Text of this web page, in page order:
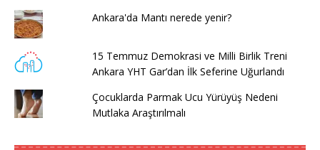
Ankara'da Mantı nerede yenir?
15 Temmuz Demokrasi ve Milli Birlik Treni
Ankara YHT Gar’dan İlk Seferine Uğurlandı
Çocuklarda Parmak Ucu Yürüyüş Nedeni
Mutlaka Araştırılmalı